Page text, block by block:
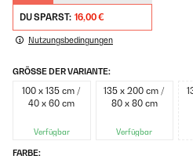
DU SPARST: 16,00 €
Nutzungsbedingungen
GRÖSSE DER VARIANTE:
100 x 135 cm /
40 x 60 cm
Verfügbar
135 x 200 cm /
80 x 80 cm
Verfügbar
FARBE: